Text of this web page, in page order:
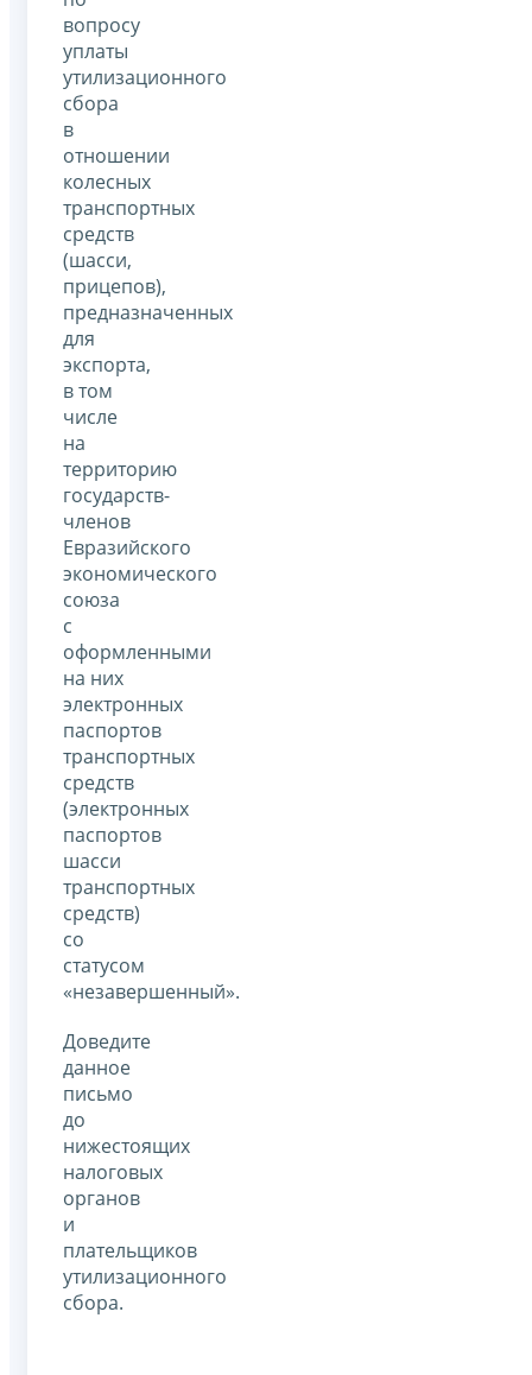
вопросу
уплаты
утилизационного
сбора
в
отношении
колесных
транспортных
средств
(шасси,
прицепов),
предназначенных
для
экспорта,
в том
числе
на
территорию
государств-
членов
Евразийского
экономического
союза
с
оформленными
на них
электронных
паспортов
транспортных
средств
(электронных
паспортов
шасси
транспортных
средств)
со
статусом
«незавершенный».
Доведите
данное
письмо
до
нижестоящих
налоговых
органов
и
плательщиков
утилизационного
сбора.